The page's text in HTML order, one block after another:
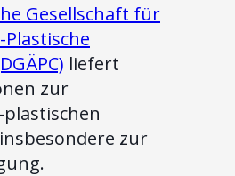
Gesellschaft für
liefert
zur
zur